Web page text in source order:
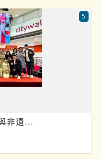
非遺...
5